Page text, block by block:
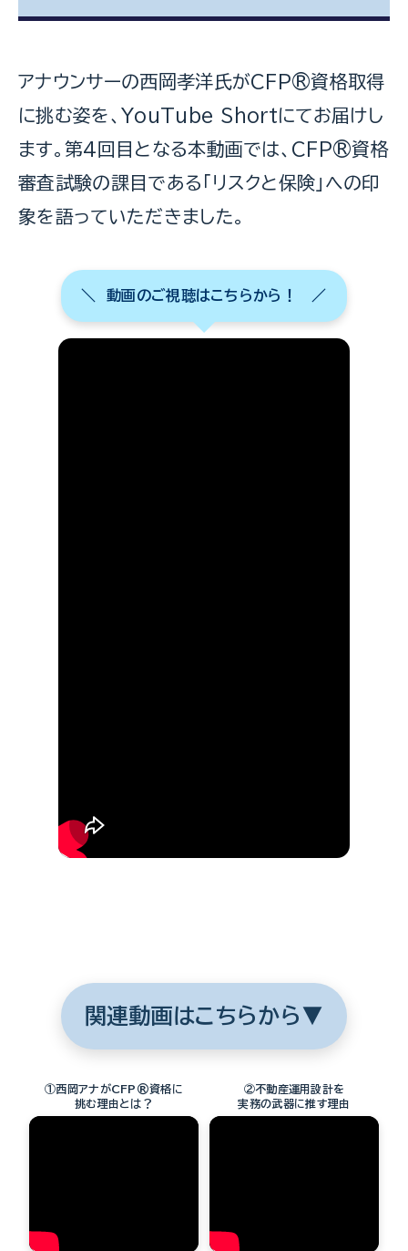
アナウンサーの西岡孝洋氏がCFP®資格取得
に挑む姿を、YouTube Shortにてお届けし
ます。第4回目となる本動画では、CFP®資格
審査試験の課目である「リスクと保険」への印
象を語っていただきました。
＼ 動画のご視聴はこちらから！ ／
関連動画はこちらから▼
①西岡アナがCFP®資格に
挑む理由とは？
②不動産運用設計を
実務の武器に推す理由